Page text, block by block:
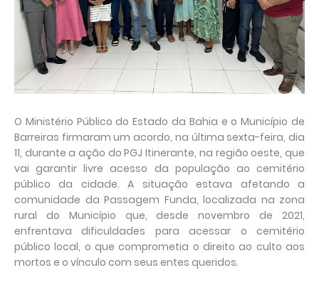
O Ministério Público do Estado da Bahia e o Município de
Barreiras firmaram um acordo, na última sexta-feira, dia
11, durante a ação do PGJ Itinerante, na região oeste, que
vai garantir livre acesso da população ao cemitério
público da cidade. A situação estava afetando a
comunidade da Passagem Funda, localizada na zona
rural do Município que, desde novembro de 2021,
enfrentava dificuldades para acessar o cemitério
público local, o que comprometia o direito ao culto aos
mortos e o vínculo com seus entes queridos.